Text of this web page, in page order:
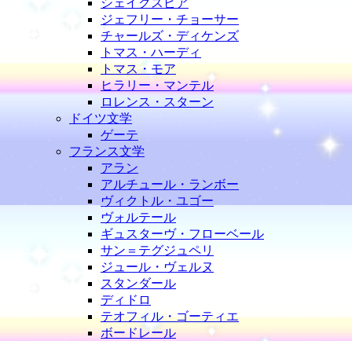
ジェフリー・チョーサー
チャールズ・ディケンズ
トマス・ハーディ
トマス・モア
ヒラリー・マンテル
ロレンス・スターン
ドイツ文学
ゲーテ
フランス文学
アラン
アルチュール・ランボー
ヴィクトル・ユゴー
ヴォルテール
ギュスターヴ・フローベール
サン＝テグジュペリ
ジュール・ヴェルヌ
スタンダール
ディドロ
テオフィル・ゴーティエ
ボードレール